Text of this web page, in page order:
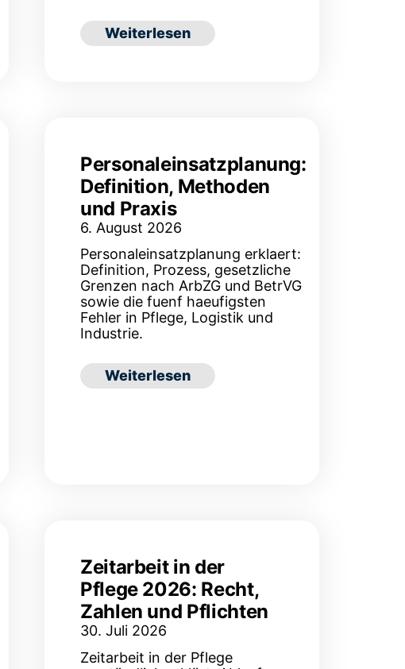
Fristen, Änderungen und Ruhezeiten
Weiterlesen
: Arbeitszeiterfassung in der Zeitarbeit:
Auswahl, Funktionen und Kosten
Personaleinsatzplanung:
Definition, Methoden
und Praxis
6. August 2026
Personaleinsatzplanung erklaert:
Definition, Prozess, gesetzliche
Grenzen nach ArbZG und BetrVG
sowie die fuenf haeufigsten
Fehler in Pflege, Logistik und
Industrie.
Weiterlesen
: Personaleinsatzplanung: Definition,
Zeitarbeit in der
Pflege 2026: Recht,
Zahlen und Pflichten
30. Juli 2026
Zeitarbeit in der Pflege